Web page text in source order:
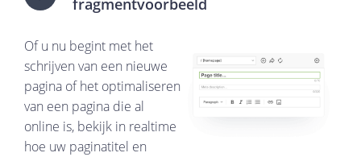
fragmentvoorbeeld
Of u nu begint met het
schrijven van een nieuwe
pagina of het optimaliseren
van een pagina die al
online is, bekijk in realtime
hoe uw paginatitel en